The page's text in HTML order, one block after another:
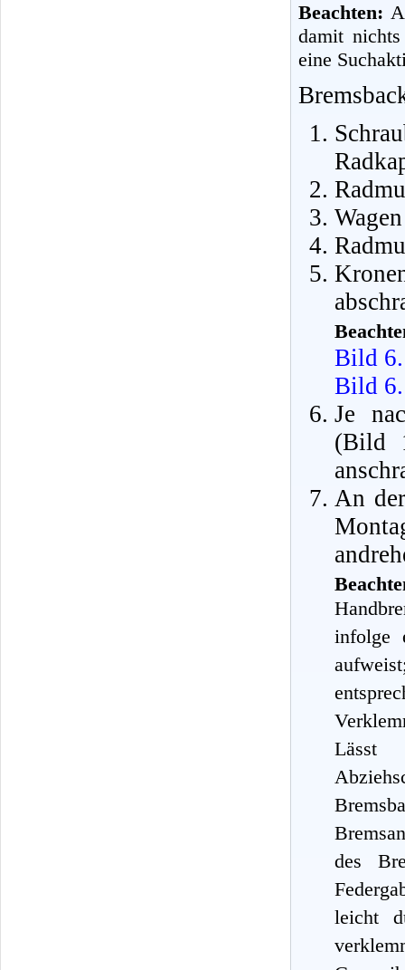
Beachten:
damit
eine
Bild
Bild
Je
(Bild
An
infolge
Lässt
des
leicht